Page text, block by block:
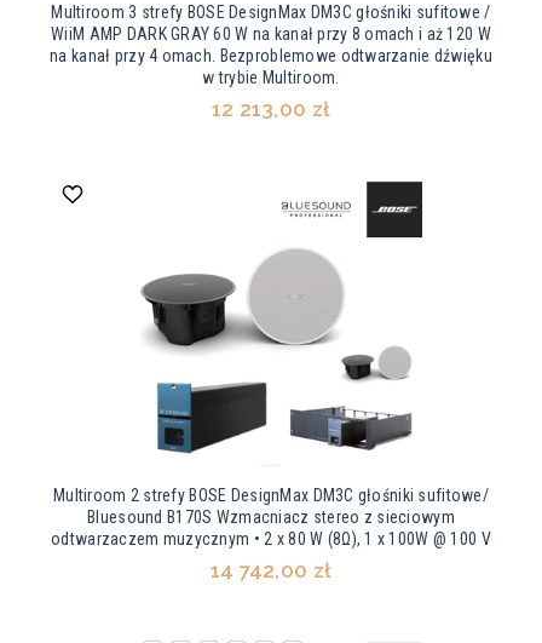
Multiroom 3 strefy BOSE DesignMax DM3C głośniki sufitowe /
WiiM AMP DARK GRAY 60 W na kanał przy 8 omach i aż 120 W
na kanał przy 4 omach. Bezproblemowe odtwarzanie dźwięku
w trybie Multiroom.
12 213,00 zł
Multiroom 2 strefy BOSE DesignMax DM3C głośniki sufitowe/
Bluesound B170S Wzmacniacz stereo z sieciowym
odtwarzaczem muzycznym • 2 x 80 W (8Ω), 1 x 100W @ 100 V
14 742,00 zł